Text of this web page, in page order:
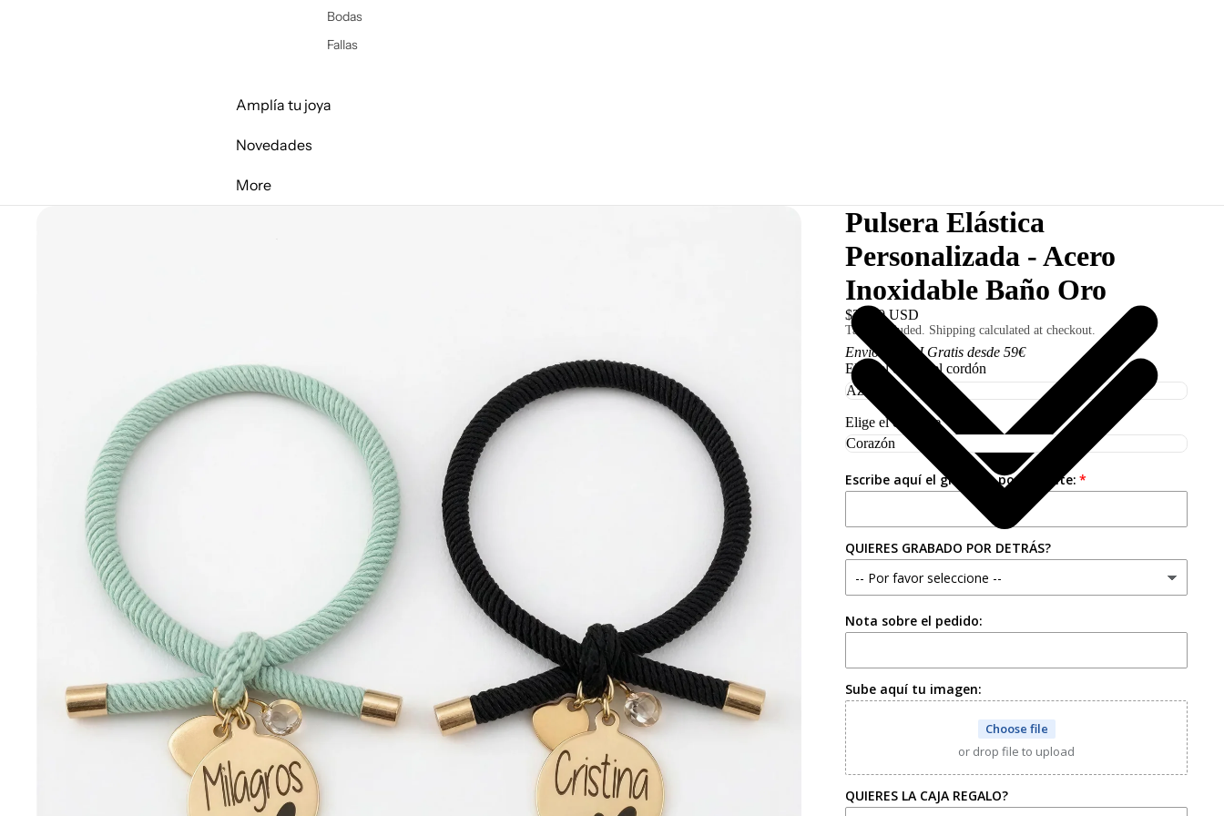
Bodas
Fallas
Amplía tu joya
Novedades
More
Pulsera Elástica
Personalizada - Acero
Inoxidable Baño Oro
$22.00 USD
Taxes included. Shipping calculated at checkout.
Envío 3,50€ I Gratis desde 59€
Elige el color del cordón
Elige el colgante
Escribe aquí el grabado por delante:
QUIERES GRABADO POR DETRÁS?
Nota sobre el pedido:
Sube aquí tu imagen:
Choose file
or drop file to upload
QUIERES LA CAJA REGALO?